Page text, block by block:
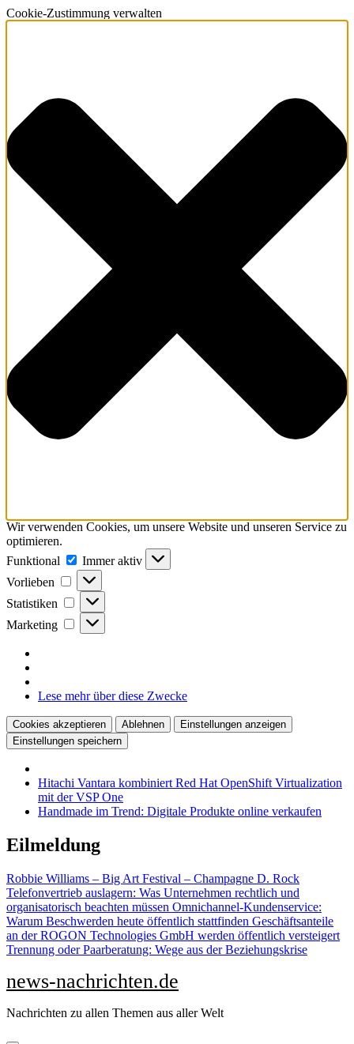
Cookie-Zustimmung verwalten
Wir verwenden Cookies, um unsere Website und unseren Service zu
optimieren.
Funktional
Funktional
Immer aktiv
Vorlieben
Vorlieben
Statistiken Statistiken
Marketing Marketing
Lese mehr über diese Zwecke
Cookies akzeptieren Ablehnen
Einstellungen anzeigen
Einstellungen speichern
Hitachi Vantara kombiniert Red Hat OpenShift Virtualization
mit der VSP One
Handmade im Trend: Digitale Produkte online verkaufen
Zu
Inhalten
Eilmeldung
Robbie Williams – Big Art Festival – Champagne D. Rock
Telefonvertrieb auslagern: Was Unternehmen rechtlich und
organisatorisch beachten müssen Omnichannel-Kundenservice:
Warum Beschwerden heute öffentlich stattfinden Geschäftsanteile
an der ROGON Technologies GmbH werden öffentlich versteigert
Trennung oder Paarberatung: Wege aus der Beziehungskrise
news-nachrichten.de
Nachrichten zu allen Themen aus aller Welt